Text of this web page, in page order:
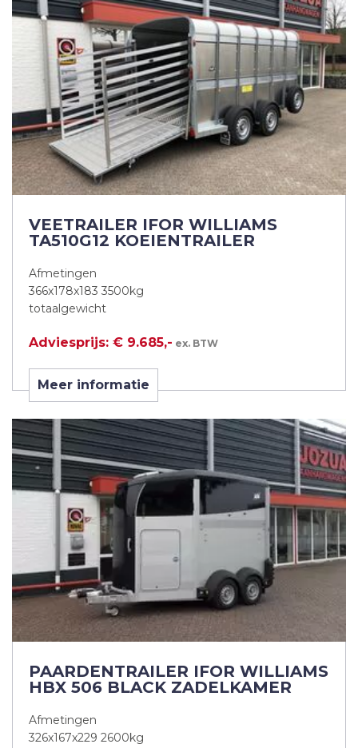
VEETRAILER IFOR WILLIAMS
TA510G12 KOEIENTRAILER
Afmetingen
366x178x183 3500kg
totaalgewicht
Adviesprijs: € 9.685,- ex. BTW
Meer informatie
PAARDENTRAILER IFOR WILLIAMS
HBX 506 BLACK ZADELKAMER
Afmetingen
326x167x229 2600kg